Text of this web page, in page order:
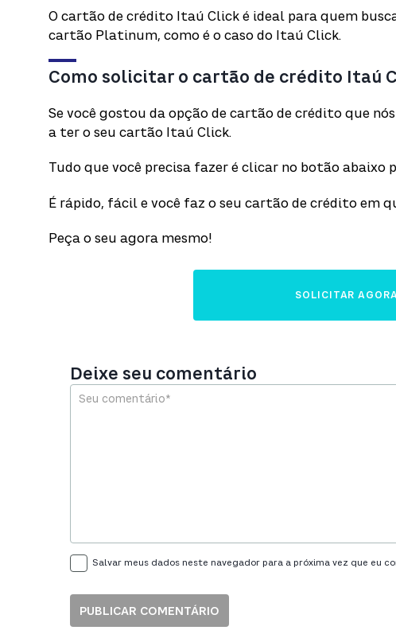
O cartão de crédito Itaú Click é ideal para quem
cartão Platinum, como é o caso do Itaú Click.
Como solicitar o cartão de crédito Itaú
Se você gostou da opção de cartão de crédito que
a ter o seu cartão Itaú Click.
Tudo que você precisa fazer é clicar no botão abaixo
É rápido, fácil e você faz o seu cartão de crédito em
Peça o seu agora mesmo!
SOLICITAR
Deixe seu comentário
Salvar meus dados neste navegador para a próxima vez que eu